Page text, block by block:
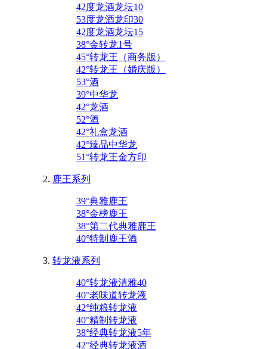
42度龙酒龙坛10
53度龙酒龙印30
42度龙酒龙坛15
38°金转龙1号
45°转龙王（商务版）
42°转龙王（婚庆版）
53°酒
39°中华龙
42°龙酒
52°酒
42°礼盒龙酒
42°臻品中华龙
51°转龙王金方印
鹿王系列
39°典雅鹿王
38°金榜鹿王
38°第二代典雅鹿王
40°特制鹿王酒
转龙液系列
40°转龙液清雅40
40°老味道转龙液
42°纯粮转龙液
40°精制转龙液
38°经典转龙液5年
42°经典转龙液酒